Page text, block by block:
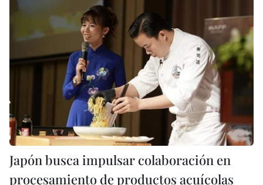
Japón busca impulsar colaboración en
procesamiento de productos acuícolas